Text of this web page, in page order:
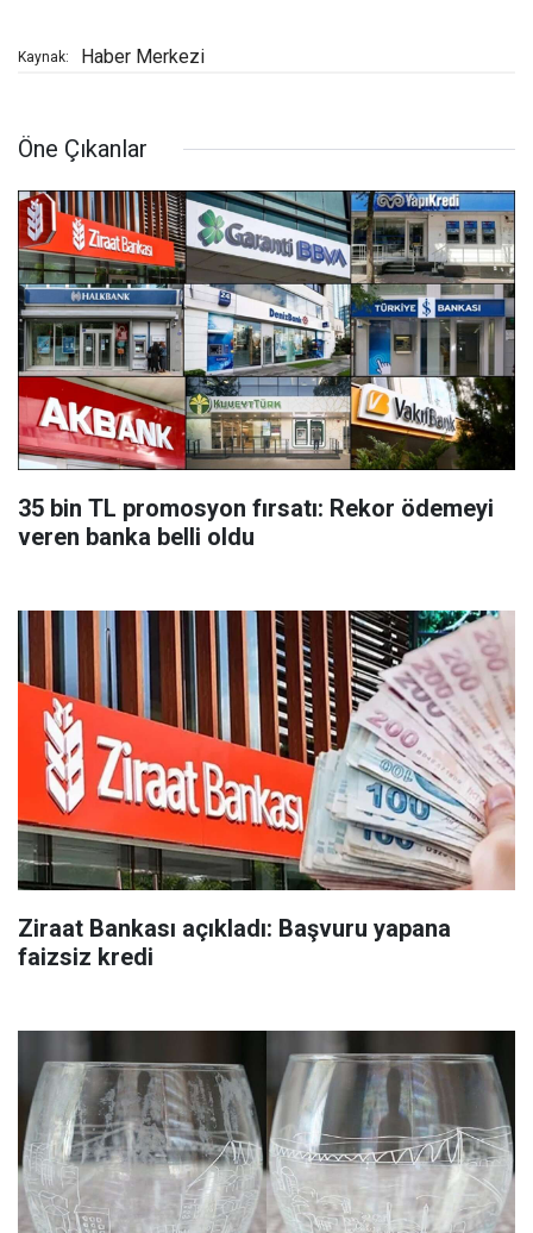
Kaynak: Haber Merkezi
Öne Çıkanlar
35 bin TL promosyon fırsatı: Rekor ödemeyi
veren banka belli oldu
Ziraat Bankası açıkladı: Başvuru yapana
faizsiz kredi